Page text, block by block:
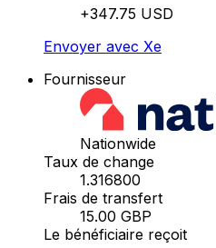
+347.75 USD
Envoyer avec Xe
Fournisseur
Nationwide
Taux de change
1.316800
Frais de transfert
15.00 GBP
Le bénéficiaire reçoit